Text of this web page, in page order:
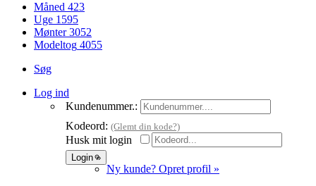
Måned 423
Uge 1595
Mønter 3052
Modeltog 4055
Søg
Log ind
Kundenummer.:
Kodeord: (Glemt din kode?)
Husk mit login
Ny kunde? Opret profil »